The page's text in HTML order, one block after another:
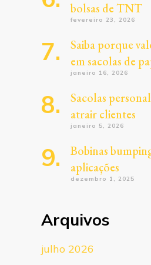
bolsas de TNT
fevereiro 23, 2026
Saiba porque
em sacolas de
janeiro 16, 2026
Sacolas
atrair clientes
janeiro 5, 2026
Bobinas
aplicações
dezembro 1, 2025
Arquivos
julho 2026